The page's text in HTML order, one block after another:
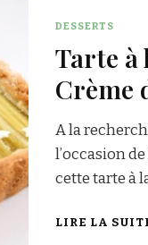
DESSERTS
Tarte à
Crème
A la
l’occasion
cette tarte à
LIRE LA